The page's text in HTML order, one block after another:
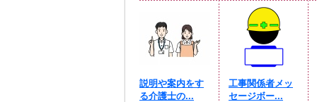
説明や案内をす
る介護士の...
工事関係者メッ
セージボー...